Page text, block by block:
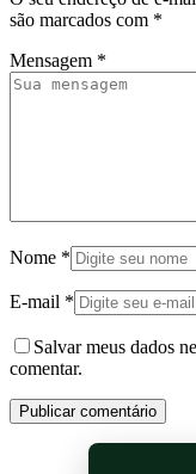
são marcados com *
Mensagem *
Nome *
E-mail *
Salvar meus dados
comentar.
Publicar comentário